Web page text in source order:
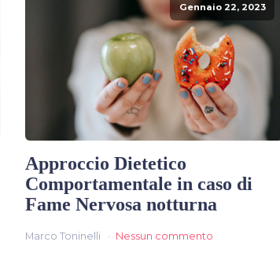
Gennaio 22, 2023
Approccio Dietetico
Comportamentale in caso di
Fame Nervosa notturna
Marco Toninelli Nessun commento